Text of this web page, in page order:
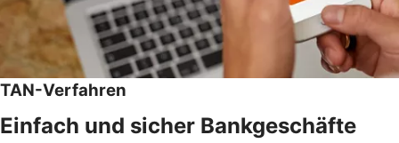
TAN-Verfahren
Einfach und sicher Bankgeschäfte